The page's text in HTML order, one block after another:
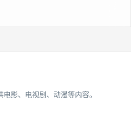
影、电视剧、动漫等内容。